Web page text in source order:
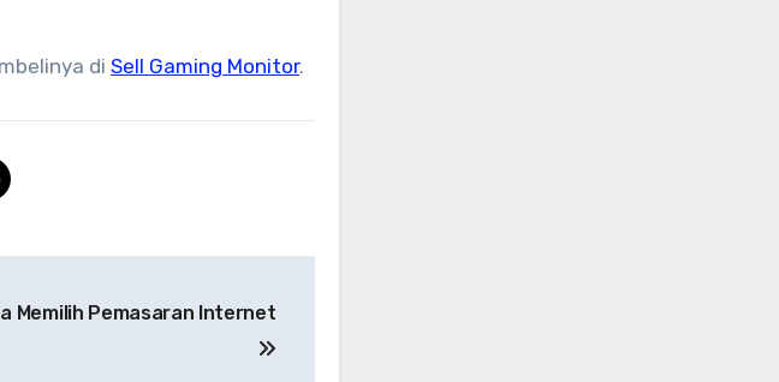
di Sell Gaming Monitor.
Memilih Pemasaran Internet